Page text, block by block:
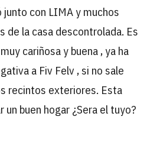
junto con LIMA y muchos
de la casa descontrolada. Es
cariñosa y buena , ya ha
a Fiv Felv , si no sale
recintos exteriores. Esta
un buen hogar ¿Sera el tuyo?